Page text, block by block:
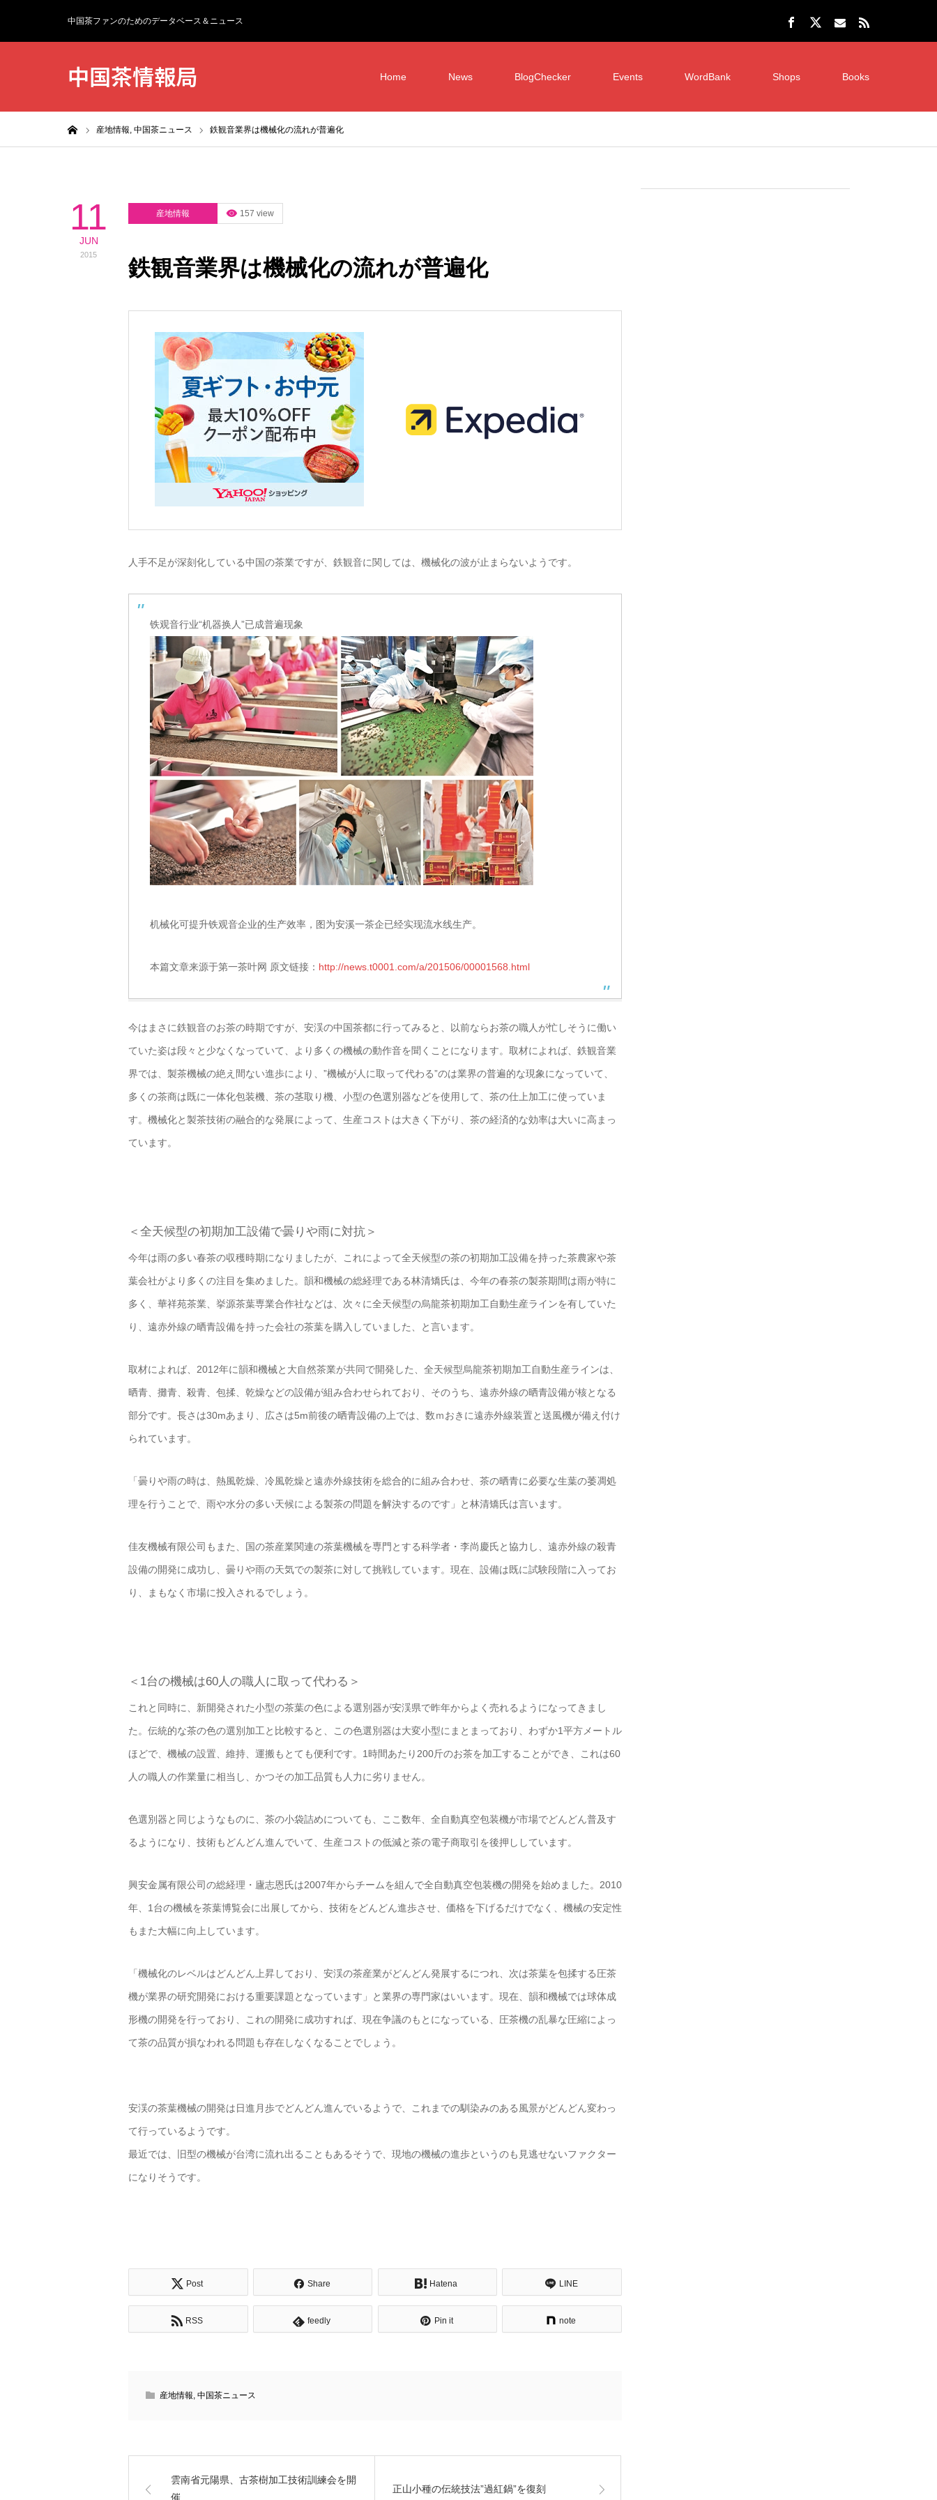
中国茶ファンのためのデータベース＆ニュース
中国茶情報局 Home News BlogChecker Events WordBank Shops Books
産地情報, 中国茶ニュース 鉄観音業界は機械化の流れが普遍化
11
JUN
2015
産地情報 157 view
鉄観音業界は機械化の流れが普遍化
人手不足が深刻化している中国の茶業ですが、鉄観音に関しては、機械化の波が止まらないようです。
铁观音行业“机器换人”已成普遍现象
机械化可提升铁观音企业的生产效率，图为安溪一茶企已经实现流水线生产。
本篇文章来源于第一茶叶网 原文链接： http://news.t0001.com/a/201506/00001568.html
今はまさに鉄観音のお茶の時期ですが、安渓の中国茶都に行ってみると、以前ならお茶の職人が忙しそうに働い
ていた姿は段々と少なくなっていて、より多くの機械の動作音を聞くことになります。取材によれば、鉄観音業
界では、製茶機械の絶え間ない進歩により、”機械が人に取って代わる”のは業界の普遍的な現象になっていて、
多くの茶商は既に一体化包装機、茶の茎取り機、小型の色選別器などを使用して、茶の仕上加工に使っていま
す。機械化と製茶技術の融合的な発展によって、生産コストは大きく下がり、茶の経済的な効率は大いに高まっ
ています。
＜全天候型の初期加工設備で曇りや雨に対抗＞
今年は雨の多い春茶の収穫時期になりましたが、これによって全天候型の茶の初期加工設備を持った茶農家や茶
葉会社がより多くの注目を集めました。韻和機械の総経理である林清矯氏は、今年の春茶の製茶期間は雨が特に
多く、華祥苑茶業、挙源茶葉専業合作社などは、次々に全天候型の烏龍茶初期加工自動生産ラインを有していた
り、遠赤外線の晒青設備を持った会社の茶葉を購入していました、と言います。
取材によれば、2012年に韻和機械と大自然茶業が共同で開発した、全天候型烏龍茶初期加工自動生産ラインは、
晒青、攤青、殺青、包揉、乾燥などの設備が組み合わせられており、そのうち、遠赤外線の晒青設備が核となる
部分です。長さは30mあまり、広さは5m前後の晒青設備の上では、数ｍおきに遠赤外線装置と送風機が備え付け
られています。
「曇りや雨の時は、熱風乾燥、冷風乾燥と遠赤外線技術を総合的に組み合わせ、茶の晒青に必要な生葉の萎凋処
理を行うことで、雨や水分の多い天候による製茶の問題を解決するのです」と林清矯氏は言います。
佳友機械有限公司もまた、国の茶産業関連の茶葉機械を専門とする科学者・李尚慶氏と協力し、遠赤外線の殺青
設備の開発に成功し、曇りや雨の天気での製茶に対して挑戦しています。現在、設備は既に試験段階に入ってお
り、まもなく市場に投入されるでしょう。
＜1台の機械は60人の職人に取って代わる＞
これと同時に、新開発された小型の茶葉の色による選別器が安渓県で昨年からよく売れるようになってきまし
た。伝統的な茶の色の選別加工と比較すると、この色選別器は大変小型にまとまっており、わずか1平方メートル
ほどで、機械の設置、維持、運搬もとても便利です。1時間あたり200斤のお茶を加工することができ、これは60
人の職人の作業量に相当し、かつその加工品質も人力に劣りません。
色選別器と同じようなものに、茶の小袋詰めについても、ここ数年、全自動真空包装機が市場でどんどん普及す
るようになり、技術もどんどん進んでいて、生産コストの低減と茶の電子商取引を後押ししています。
興安金属有限公司の総経理・廬志恩氏は2007年からチームを組んで全自動真空包装機の開発を始めました。2010
年、1台の機械を茶葉博覧会に出展してから、技術をどんどん進歩させ、価格を下げるだけでなく、機械の安定性
もまた大幅に向上しています。
「機械化のレベルはどんどん上昇しており、安渓の茶産業がどんどん発展するにつれ、次は茶葉を包揉する圧茶
機が業界の研究開発における重要課題となっています」と業界の専門家はいいます。現在、韻和機械では球体成
形機の開発を行っており、これの開発に成功すれば、現在争議のもとになっている、圧茶機の乱暴な圧縮によっ
て茶の品質が損なわれる問題も存在しなくなることでしょう。
安渓の茶葉機械の開発は日進月歩でどんどん進んでいるようで、これまでの馴染みのある風景がどんどん変わっ
て行っているようです。
最近では、旧型の機械が台湾に流れ出ることもあるそうで、現地の機械の進歩というのも見逃せないファクター
になりそうです。
Post Share Hatena LINE
RSS feedly Pin it note
産地情報 中国茶ニュース
雲南省元陽県、古茶樹加工技術訓練会を開
催
正山小種の伝統技法”過紅鍋”を復刻